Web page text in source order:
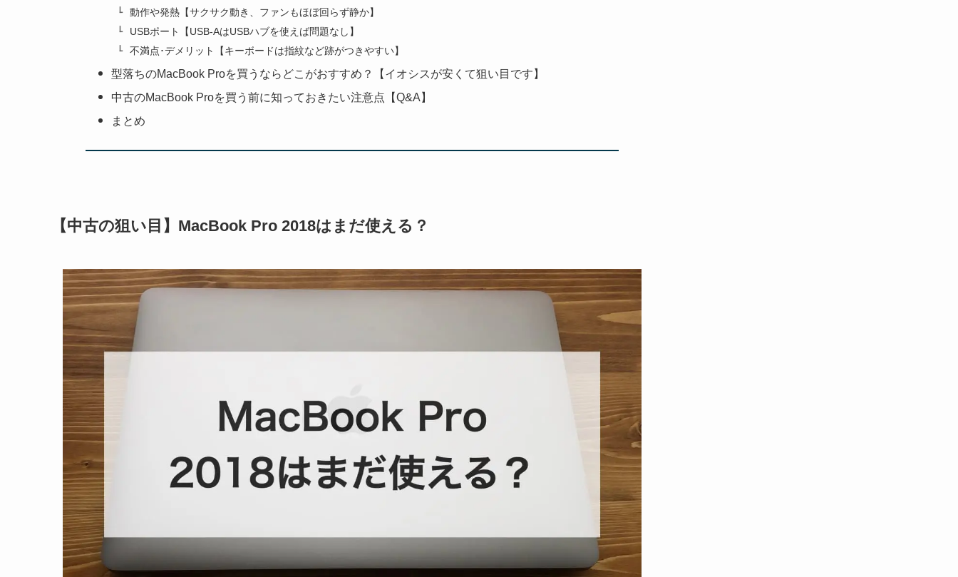
動作や発熱【サクサク動き、ファンもほぼ回らず静か】
USBポート【USB-AはUSBハブを使えば問題なし】
不満点･デメリット【キーボードは指紋など跡がつきやすい】
型落ちのMacBook Proを買うならどこがおすすめ？【イオシスが安くて狙い目です】
中古のMacBook Proを買う前に知っておきたい注意点【Q&A】
まとめ
【中古の狙い目】MacBook Pro 2018はまだ使える？